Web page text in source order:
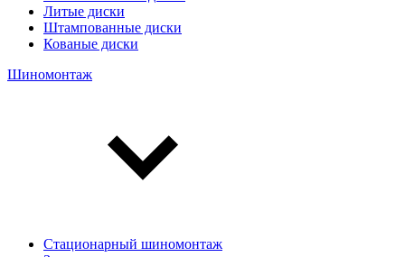
Литые диски
Штампованные диски
Кованые диски
Шиномонтаж
Стационарный шиномонтаж